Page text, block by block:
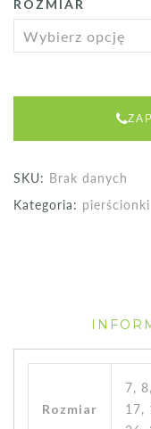
ROZMIAR
Alternative:
SKU: Brak danych
Kategoria: pierścionki
Rozmiar
7,
17,